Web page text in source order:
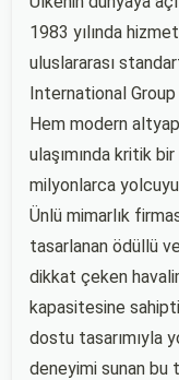
1983 yılında
uluslararası
International
Hem modern
ulaşımında kritik
milyonlarca yolcuyu
Ünlü mimarlık
tasarlanan ödüllü
dikkat çeken
kapasitesine
dostu tasarımıyla
deneyimi sunan bu